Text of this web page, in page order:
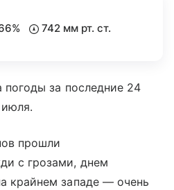
742 мм рт. ст.
погоды за последние 24
прошли
с грозами, днем
крайнем западе — очень